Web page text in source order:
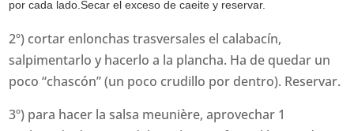
por cada lado.Secar el exceso de caeite y reservar.
2º) cortar enlonchas trasversales el calabacín,
salpimentarlo y hacerlo a la plancha. Ha de quedar un
poco “chascón” (un poco crudillo por dentro). Reservar.
3º) para hacer la salsa meunière, aprovechar 1